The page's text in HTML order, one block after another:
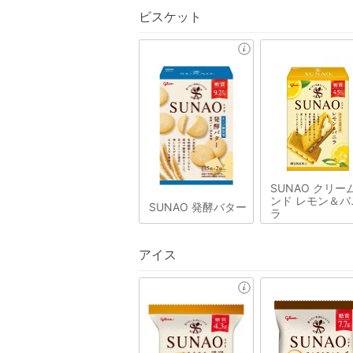
ビスケット
SUNAO 発酵バター
SUNAO クリー
ンド レモン＆バ
ラ
アイス